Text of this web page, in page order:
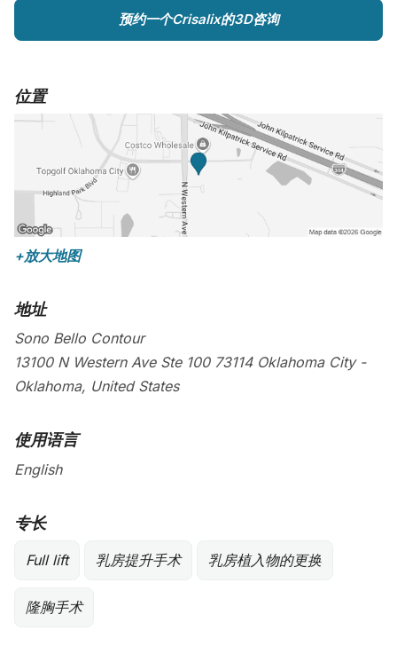
预约一个Crisalix的3D咨询
位置
+放大地图
地址
Sono Bello Contour
13100 N Western Ave Ste 100 73114 Oklahoma City-
Oklahoma, United States
使用语言
English
专长
Full lift 乳房提升手术 乳房植入物的更换
隆胸手术